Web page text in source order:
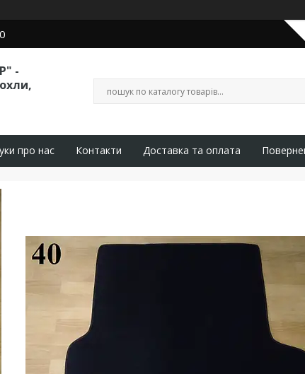
-
про нас Контакти Доставка та оплата